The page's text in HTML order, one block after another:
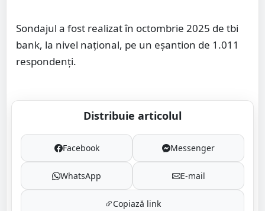
Sondajul a fost realizat în octombrie 2025 de tbi
bank, la nivel naţional, pe un eşantion de 1.011
respondenţi.
Distribuie articolul
Facebook Messenger
WhatsApp E-mail
Copiază link